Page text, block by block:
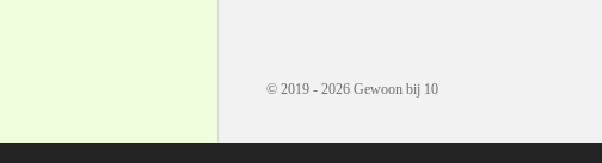
© 2019 - 2026 Gewoon bij 10